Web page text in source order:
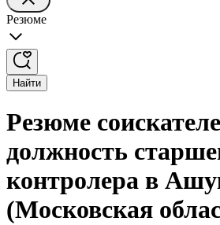
Резюме
Найти
Резюме
должность
контролера в
(Московская